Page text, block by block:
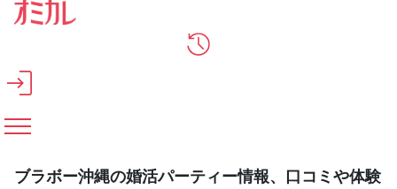
メインコンテンツへスキップ
ブラボー沖縄の婚活パーティー情報、口コミや体験